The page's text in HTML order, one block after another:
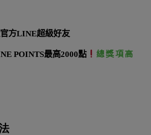
方LINE超級好友
POINTS最高2000點
總獎項高